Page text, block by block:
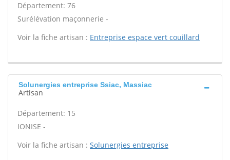
Département: 76
Surélévation maçonnerie -
Voir la fiche artisan : Entreprise espace vert couillard
Solunergies entreprise Ssiac, Massiac
Artisan
Département: 15
IONISE -
Voir la fiche artisan : Solunergies entreprise